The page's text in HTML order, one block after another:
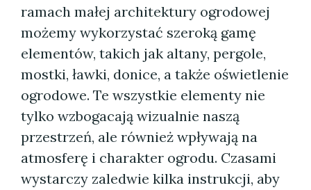
ramach małej architektury ogrodowej
możemy wykorzystać szeroką gamę
elementów, takich jak altany, pergole,
mostki, ławki, donice, a także oświetlenie
ogrodowe. Te wszystkie elementy nie
tylko wzbogacają wizualnie naszą
przestrzeń, ale również wpływają na
atmosferę i charakter ogrodu. Czasami
wystarczy zaledwie kilka instrukcji, aby